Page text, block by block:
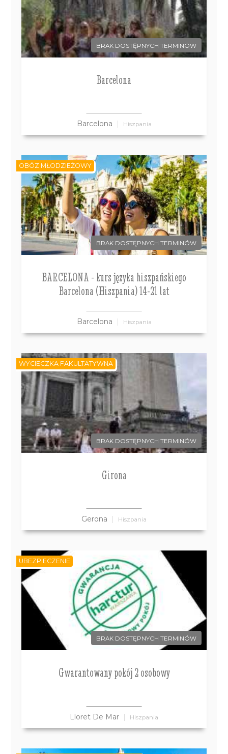
BRAK DOSTĘPNYCH TERMINÓW
Barcelona
Barcelona Hiszpania
BRAK DOSTĘPNYCH TERMINÓW
BARCELONA - kurs języka hiszpańskiego
Barcelona (Hiszpania) 14-21 lat
Barcelona Hiszpania
OBÓZ MŁODZIEŻOWY
BRAK DOSTĘPNYCH TERMINÓW
Girona
Gerona Hiszpania
WYCIECZKA FAKULTATYWNA
BRAK DOSTĘPNYCH TERMINÓW
Gwarantowany pokój 2 osobowy
Lloret De Mar Hiszpania
UBEZPIECZENIE